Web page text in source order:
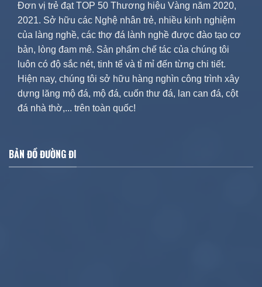
Đơn vị trẻ đạt TOP 50 Thương hiệu Vàng năm 2020,
2021. Sở hữu các Nghệ nhân trẻ, nhiều kinh nghiệm
của làng nghề, các thợ đá lành nghề được đào tạo cơ
bản, lòng đam mê. Sản phẩm chế tác của chúng tôi
luôn có độ sắc nét, tinh tế và tỉ mỉ đến từng chi tiết.
Hiện nay, chúng tôi sở hữu hàng nghìn công trình xây
dựng lăng mộ đá, mộ đá, cuốn thư đá, lan can đá, cột
đá nhà thờ,... trên toàn quốc!
BẢN ĐỒ ĐƯỜNG ĐI